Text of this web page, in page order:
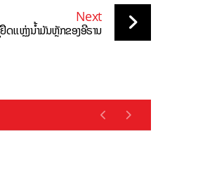
Next
ດແຫຼ່ງນ້ຳມັນຫຼັກຂອງອີຣານ